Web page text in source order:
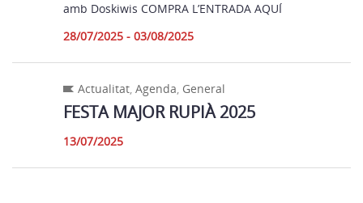
amb Doskiwis COMPRA L’ENTRADA AQUÍ
28/07/2025 - 03/08/2025
Actualitat,Agenda, General
FESTA MAJOR RUPIÀ 2025
13/07/2025